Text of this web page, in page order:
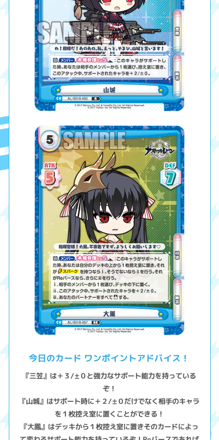
今日のカード ワンポイントアドバイス！
『三笠』は＋３/±０と強力なサポート能力を持っている
ぞ！
『山城』はサポート時に＋２/±０だけでなく相手のキャラ
を１枚控え室に置くことができる！
『大鳳』はデッキから１枚控え室に置きそのカードによっ